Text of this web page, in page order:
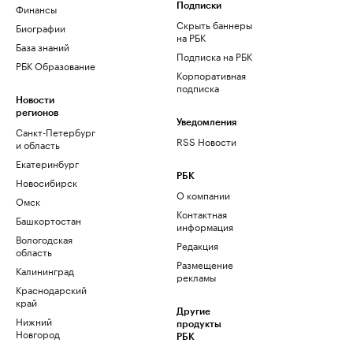
Финансы
Биографии
База знаний
РБК Образование
Новости
регионов
Санкт-Петербург
и область
Екатеринбург
Новосибирск
Омск
Башкортостан
Вологодская
область
Калининград
Краснодарский
край
Нижний
Новгород
Подписки
Скрыть баннеры
на РБК
Подписка на РБК
Корпоративная
подписка
Уведомления
RSS Новости
РБК
О компании
Контактная
информация
Редакция
Размещение
рекламы
Другие
продукты
РБК